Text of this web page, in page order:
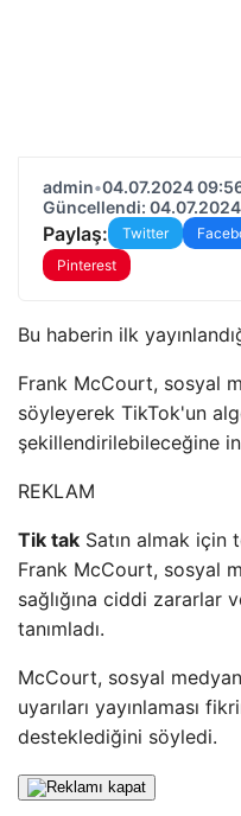
admin•04.07.2024
Güncellendi:
Paylaş: Twitter
Pinterest
Bu haberin ilk
Frank McCourt, sosyal
söyleyerek TikTok'un
şekillendirilebileceğine
REKLAM
Tik tak Satın almak için
Frank McCourt, sosyal
sağlığına ciddi zararlar
tanımladı.
McCourt, sosyal
uyarıları yayınlaması
desteklediğini söyledi.